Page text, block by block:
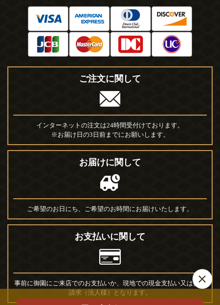
ご注文に関して
インターネットの注文は24時間受付けております。
※お届け日の3日前までにお願いします。
お届けに関して
ご希望のお日にち、ご希望のお時間にお届けいたします。
お支払いに関して
事前に御園にご来店でのお支払いか、現地での現金支払い又は後日
請求（法人様）となります。